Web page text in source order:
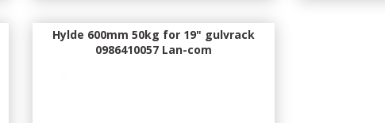
Hylde 600mm 50kg for 19" gulvrack
0986410057 Lan-com